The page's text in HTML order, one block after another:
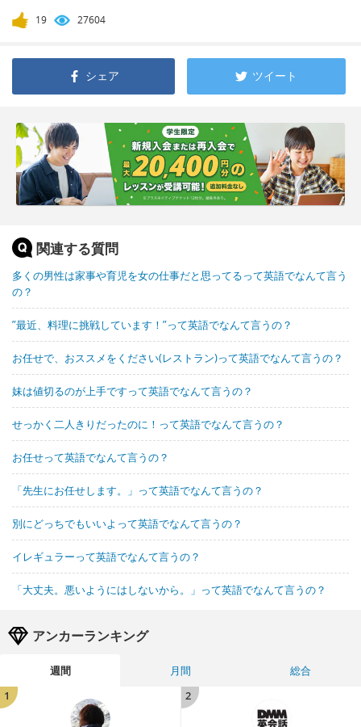
19 27604
シェア ツイート
関連する質問
多くの男性は家事や育児を女の仕事だと思ってるって英語でなんて言う
の？
”最近、料理に挑戦しています！”って英語でなんて言うの？
お任せで、おススメをください(レストラン)って英語でなんて言うの？
妹は値切るのが上手ですって英語でなんて言うの？
せっかく二人きりだったのに！って英語でなんて言うの？
お任せって英語でなんて言うの？
「先生にお任せします。」って英語でなんて言うの？
別にどっちでもいいよって英語でなんて言うの？
イレギュラーって英語でなんて言うの？
「大丈夫。悪いようにはしないから。」って英語でなんて言うの？
アンカーランキング
週間 月間
総合
1
2